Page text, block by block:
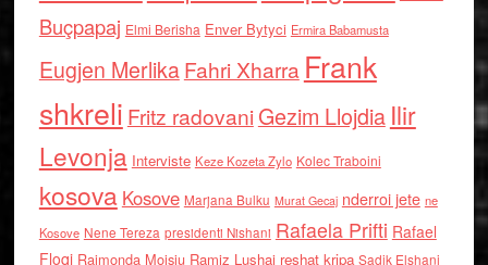
Buçpapaj Elmi Berisha Enver Bytyci Ermira Babamusta
Eugjen MerlikaFahri Xharra Frank
shkreli Fritz radovaniGezim Llojdia Ilir
Levonja Interviste Keze Kozeta Zylo Kolec Traboini
kosova Kosove Marjana Bulku Murat Gecaj nderroi jete ne
Kosove Nene Tereza presidenti Nishani Rafaela Prifti Rafael
Floqi Raimonda Moisiu Ramiz Lushaj reshat kripa Sadik Elshani